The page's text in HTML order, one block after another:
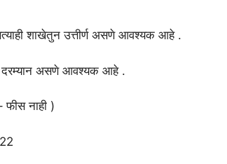
शाखेतुन उत्तीर्ण असणे आवश्यक आहे .
दरम्यान असणे आवश्यक आहे .
नाही )